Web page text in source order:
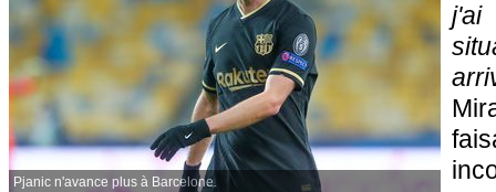
Pjanic n'avance plus à Barcelone.